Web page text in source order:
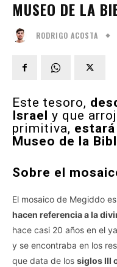
MUSEO DE LA
RODRIGO ACOSTA
Este tesoro,
Israel y que
primitiva,
Museo de la
Sobre el
El mosaico de Megiddo es
hacen referencia a la
hace casi 20 años en el
y se encontraba en los
que data de los siglos III